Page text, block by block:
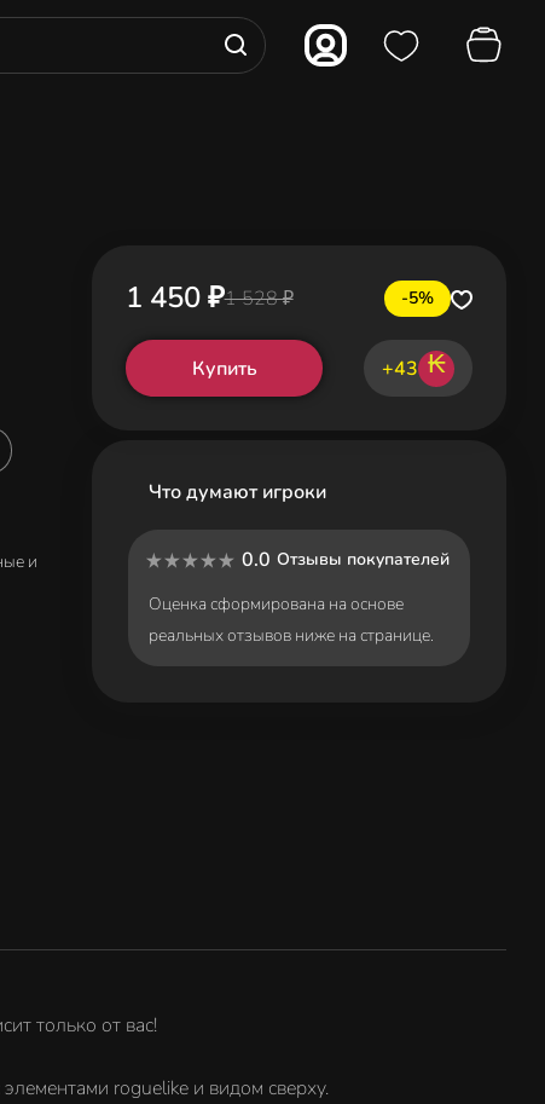
и
1 450 ₽1 528 ₽ -5%
Купить +43 ₭
Что думают игроки
0.0 Отзывы покупателей
Оценка сформирована на основе
реальных отзывов ниже на странице.
только от вас!
roguelike и видом сверху.